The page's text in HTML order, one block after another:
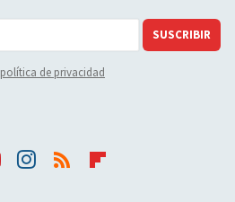
SUSCRIBIR
política de privacidad